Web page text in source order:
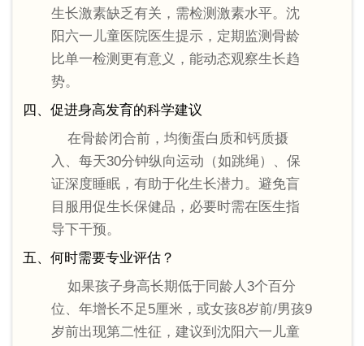
生长激素缺乏有关，需检测激素水平。沈
阳六一儿童医院医生提示，定期监测骨龄
比单一检测更有意义，能动态观察生长趋
势。
四、促进身高发育的科学建议
在骨龄闭合前，均衡蛋白质和钙质摄
入、每天30分钟纵向运动（如跳绳）、保
证深度睡眠，有助于化生长潜力。避免盲
目服用促生长保健品，必要时需在医生指
导下干预。
五、何时需要专业评估？
如果孩子身高长期低于同龄人3个百分
位、年增长不足5厘米，或女孩8岁前/男孩9
岁前出现第二性征，建议到沈阳六一儿童